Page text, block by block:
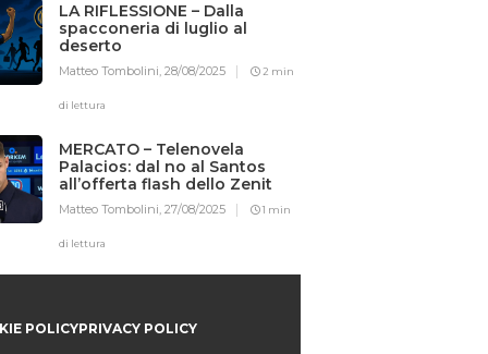
LA RIFLESSIONE – Dalla
spacconeria di luglio al
deserto
Matteo Tombolini, 28/08/2025 2 min
di lettura
MERCATO – Telenovela
Palacios: dal no al Santos
all’offerta flash dello Zenit
Matteo Tombolini, 27/08/2025 1 min
di lettura
POLICYPRIVACY POLICY